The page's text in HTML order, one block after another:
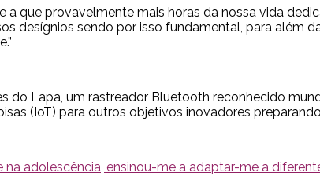
que provavelmente mais horas da nossa vida
desígnios sendo por isso fundamental, para além
do Lapa, um rastreador Bluetooth reconhecido
(IoT) para outros objetivos inovadores
adolescência, ensinou-me a adaptar-me a